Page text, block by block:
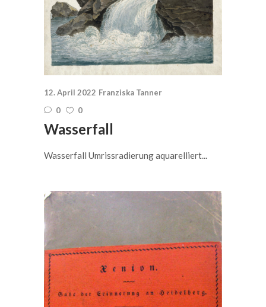
12. April 2022 Franziska Tanner
0
0
Wasserfall
Wasserfall Umrissradierung aquarelliert...